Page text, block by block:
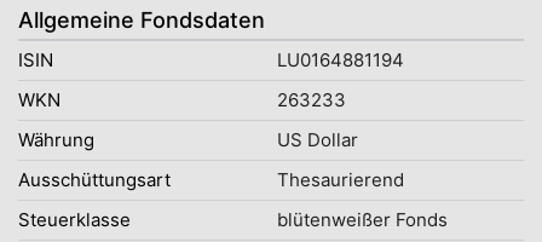
Allgemeine Fondsdaten
ISIN
LU0164881194
WKN
263233
Währung
US Dollar
Ausschüttungsart
Thesaurierend
Steuerklasse
blütenweißer Fonds